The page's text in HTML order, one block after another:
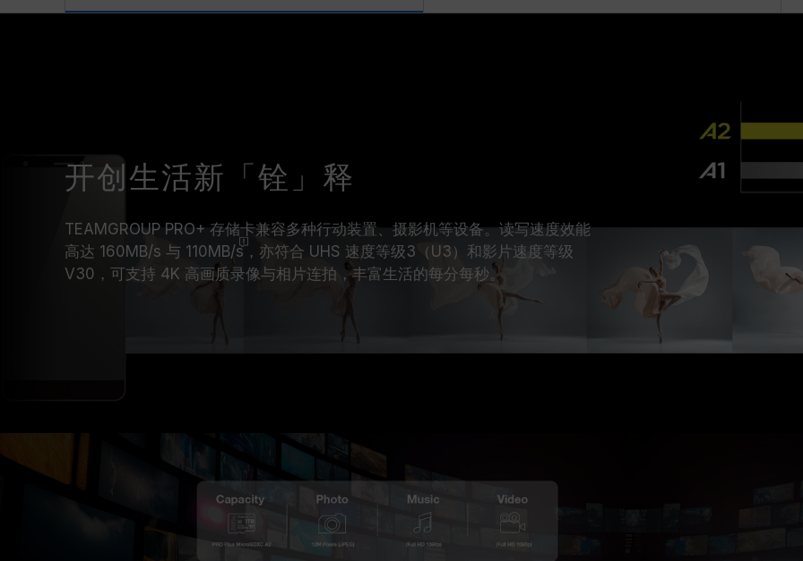
开创生活新「铨」释
TEAMGROUP PRO+ 存储卡兼容多种行动装置、摄影机等设备。读写速度效能
高达 160MB/s 与 110MB/s，亦符合 UHS 速度等级3（U3）和影片速度等级
V30，可支持 4K 高画质录像与相片连拍，丰富生活的每分每秒。